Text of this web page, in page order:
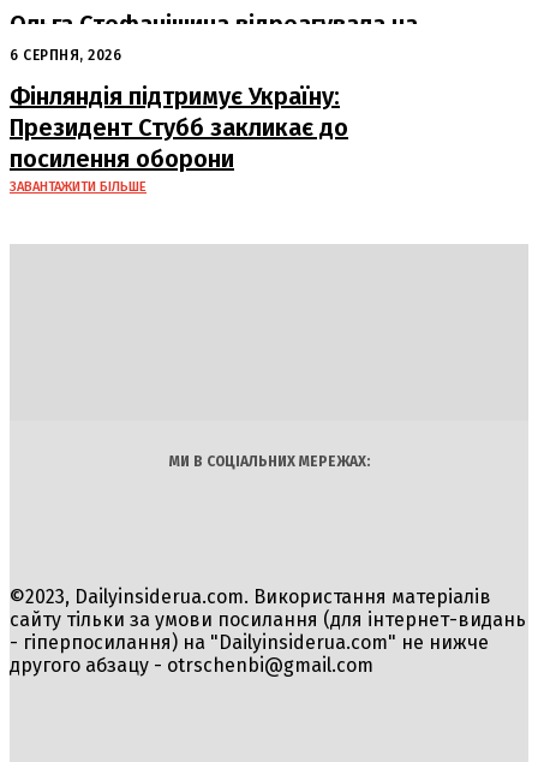
Ольга Стефанішина відреагувала на
підозри від НАБУ та САП
6 СЕРПНЯ, 2026
Фінляндія підтримує Україну:
Президент Стубб закликає до
посилення оборони
ЗАВАНТАЖИТИ БІЛЬШЕ
МИ В СОЦІАЛЬНИХ МЕРЕЖАХ:
©2023, Dailyinsiderua.com. Використання матеріалів
сайту тільки за умови посилання (для інтернет-видань
- гіперпосилання) на "Dailyinsiderua.com" не нижче
другого абзацу - otrschenbi@gmail.com